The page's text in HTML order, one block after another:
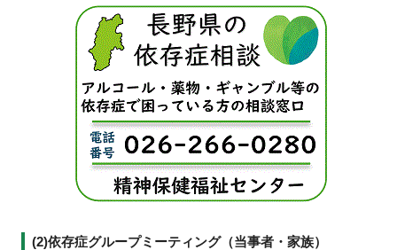
(2)依存症グループミーティング（当事者・家族）